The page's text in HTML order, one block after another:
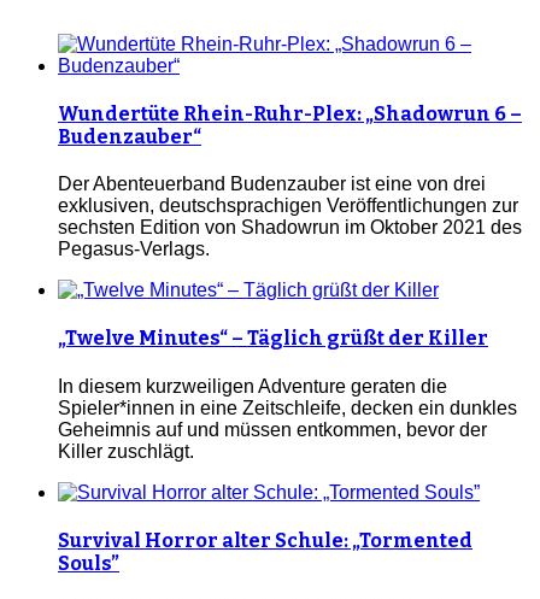
Wundertüte Rhein-Ruhr-Plex: „Shadowrun 6 –
Budenzauber“
Der Abenteuerband Budenzauber ist eine von drei
exklusiven, deutschsprachigen Veröffentlichungen zur
sechsten Edition von Shadowrun im Oktober 2021 des
Pegasus-Verlags.
„Twelve Minutes“ – Täglich grüßt der Killer
In diesem kurzweiligen Adventure geraten die
Spieler*innen in eine Zeitschleife, decken ein dunkles
Geheimnis auf und müssen entkommen, bevor der
Killer zuschlägt.
Survival Horror alter Schule: „Tormented
Souls”